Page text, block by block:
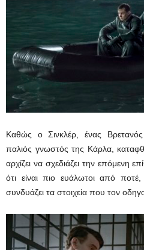
Καθώς ο Σινκλέρ, ένας
παλιός γνωστός της Κάρλα,
αρχίζει να σχεδιάζει την επόμενη
ότι είναι πιο ευάλωτοι από
συνδυάζει τα στοιχεία που τον